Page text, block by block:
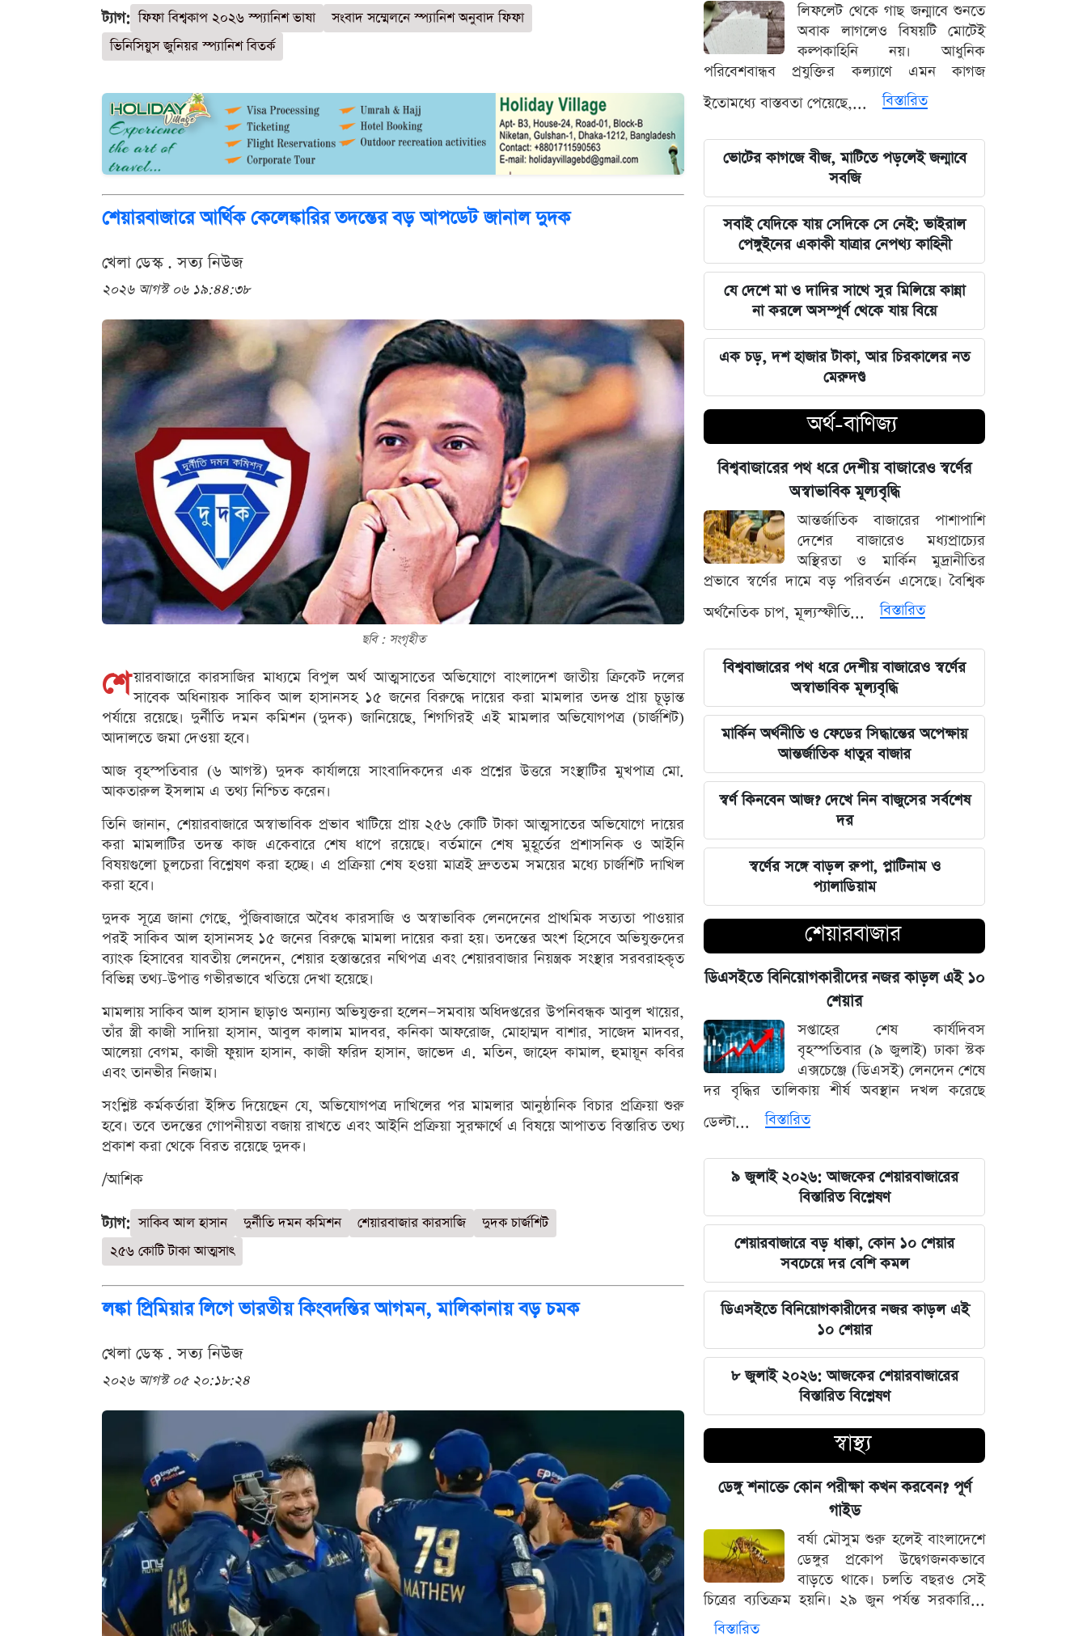
ট্যাগ: ফিফা বিশ্বকাপ ২০২৬ স্প্যানিশ ভাষা
সংবাদ সম্মেলনে স্প্যানিশ অনুবাদ ফিফা
ভিনিসিয়ুস জুনিয়র স্প্যানিশ বিতর্ক
শেয়ারবাজারে আর্থিক কেলেঙ্কারির তদন্তের বড় আপডেট জানাল দুদক
খেলা ডেস্ক . সত্য নিউজ
২০২৬ আগস্ট ০৬ ১৯:৪৪:৩৮
ছবি : সংগৃহীত
শে য়ারবাজারে কারসাজির মাধ্যমে বিপুল অর্থ আত্মসাতের অভিযোগে বাংলাদেশ জাতীয় ক্রিকেট দলের
সাবেক অধিনায়ক সাকিব আল হাসানসহ ১৫ জনের বিরুদ্ধে দায়ের করা মামলার তদন্ত প্রায় চূড়ান্ত
পর্যায়ে রয়েছে। দুর্নীতি দমন কমিশন (দুদক) জানিয়েছে, শিগগিরই এই মামলার অভিযোগপত্র (চার্জশিট)
আদালতে জমা দেওয়া হবে।
আজ বৃহস্পতিবার (৬ আগস্ট) দুদক কার্যালয়ে সাংবাদিকদের এক প্রশ্নের উত্তরে সংস্থাটির মুখপাত্র মো.
আকতারুল ইসলাম এ তথ্য নিশ্চিত করেন।
তিনি জানান, শেয়ারবাজারে অস্বাভাবিক প্রভাব খাটিয়ে প্রায় ২৫৬ কোটি টাকা আত্মসাতের অভিযোগে দায়ের
করা মামলাটির তদন্ত কাজ একেবারে শেষ ধাপে রয়েছে। বর্তমানে শেষ মুহূর্তের প্রশাসনিক ও আইনি
বিষয়গুলো চুলচেরা বিশ্লেষণ করা হচ্ছে। এ প্রক্রিয়া শেষ হওয়া মাত্রই দ্রুততম সময়ের মধ্যে চার্জশিট দাখিল
করা হবে।
দুদক সূত্রে জানা গেছে, পুঁজিবাজারে অবৈধ কারসাজি ও অস্বাভাবিক লেনদেনের প্রাথমিক সত্যতা পাওয়ার
পরই সাকিব আল হাসানসহ ১৫ জনের বিরুদ্ধে মামলা দায়ের করা হয়। তদন্তের অংশ হিসেবে অভিযুক্তদের
ব্যাংক হিসাবের যাবতীয় লেনদেন, শেয়ার হস্তান্তরের নথিপত্র এবং শেয়ারবাজার নিয়ন্ত্রক সংস্থার সরবরাহকৃত
বিভিন্ন তথ্য-উপাত্ত গভীরভাবে খতিয়ে দেখা হয়েছে।
মামলায় সাকিব আল হাসান ছাড়াও অন্যান্য অভিযুক্তরা হলেন—সমবায় অধিদপ্তরের উপনিবন্ধক আবুল খায়ের,
তাঁর স্ত্রী কাজী সাদিয়া হাসান, আবুল কালাম মাদবর, কনিকা আফরোজ, মোহাম্মদ বাশার, সাজেদ মাদবর,
আলেয়া বেগম, কাজী ফুয়াদ হাসান, কাজী ফরিদ হাসান, জাভেদ এ. মতিন, জাহেদ কামাল, হুমায়ূন কবির
এবং তানভীর নিজাম।
সংশ্লিষ্ট কর্মকর্তারা ইঙ্গিত দিয়েছেন যে, অভিযোগপত্র দাখিলের পর মামলার আনুষ্ঠানিক বিচার প্রক্রিয়া শুরু
হবে। তবে তদন্তের গোপনীয়তা বজায় রাখতে এবং আইনি প্রক্রিয়া সুরক্ষার্থে এ বিষয়ে আপাতত বিস্তারিত তথ্য
প্রকাশ করা থেকে বিরত রয়েছে দুদক।
/আশিক
ট্যাগ: সাকিব আল হাসান দুর্নীতি দমন কমিশন শেয়ারবাজার কারসাজি
দুদক চার্জশিট
২৫৬ কোটি টাকা আত্মসাৎ
লঙ্কা প্রিমিয়ার লিগে ভারতীয় কিংবদন্তির আগমন, মালিকানায় বড় চমক
খেলা ডেস্ক . সত্য নিউজ
২০২৬ আগস্ট ০৫ ২০:১৮:২৪
গ্যাস ও বিদ্যুৎ সংকট মোকাবিলায় নতুন
আশার খবর দিলেন জ্বালানিমন্ত্রী
নদীদূষণ দূর করতে না পারলে ভবিষ্যৎ
প্রজন্মের কাছে জবাব দিতে হবে: প্রধানমন্ত্রী
ফ্যাসিবাদবিরোধী সব শক্তির জাতীয় ঐক্য
বজায় রাখা এখন সময়ের দাবি: মাহদী
আমিন
ইতিহাসের মালিকানা কারও একার নয়, ৫
আগস্টের বিজয় সাধারণ মানুষের: সাইদুর
রহমান লিটল
দেবিদ্বার ম্যানেজিং কমিটির সভাপতি
নির্বাচিত মিজানুর রহমান মাস্টার
জুলাইয়ের চেতনাকে হৃদয়ে ধারণ করতে
হবে, যেন তা হারিয়ে না যায়: ভারপ্রাপ্ত
রাষ্ট্রপতি
ভারত সরকারের আলটিমেটামের মুখে
নতিস্বীকার, ভুল স্বীকার করল মেটা
লঙ্কা প্রিমিয়ার লিগে ভারতীয় কিংবদন্তির
আগমন, মালিকানায় বড় চমক
জুলাই কার-এ নিয়ে বিভাজন করলে অর্জন
আগামী ৪৮ ঘণ্টার আবহাওয়ার চিত্র: ঝোড়ো
বৃষ্টি নিয়ে সতর্কবার্তা
'মানুষ ভোট দিয়ে এমপি বানিয়েছে,
বিএনপিকে সত্য মেনে নিতে হবে': রুমিন
ফারহানা
৫ আগস্টের ভরদুপুরে দেশত্যাগ: গণভবন
থেকে ভারতের ফ্লাইট পর্যন্ত যা ঘটেছিল
ভারতপ্রেমী হলে দাগি আসামির অপরাধও
চোখ এড়িয়ে যায় দিল্লির: রুহুল কবির
রিজভী
বাংলাদেশ আর কোনো দেশের 'ক্লায়েন্ট স্টেট'
থাকবে না: পররাষ্ট্রমন্ত্রী ড. খলিলুর রহমান
এক ক্লিকেই ফোন-ল্যাপটপের নিয়ন্ত্রণ নিচ্ছে
হ্যাকাররা, পপ-আপ আপডেট নিয়ে কড়া
হুঁশিয়ারি
চাঁদের পৃষ্ঠে ফ্যালকন-৯ রকেটের
অনাকাঙ্ক্ষিত আঘাত
আবু সাঈদের ছবি ছাড়া কোনো ডকুমেন্টারি
হতে পারে না: ভারপ্রাপ্ত রাষ্ট্রপতি হাফিজ
উদ্দিন
জুলাই স্মৃতি জাদুঘর উদ্বোধন করলেন
প্রধানমন্ত্রী তারেক রহমান
মার্কিন ক্ষেপণাস্ত্র মজুত নিয়ে নতুন তথ্য, কী
বলছে সিএনএন
সালমানের অবয়ব পরিবর্তনের আসল কারণ
ও ষাটোর্ধ্বদের ওজন কমানোর সঠিক নিয়ম
৫ আগস্ট বিজয়ের দিন, ভিন্নমত যেন
শত্রুতায় রূপ না নেয়: প্রধানমন্ত্রী তারেক
রহমান
নিজস্ব অর্থায়নে খালের ওপর বাঁশের সাঁকো
বানিয়ে দিলেন ইউপি চেয়ারম্যান পদপ্রার্থী
শেখ আলমগীর
লিফলেট থেকে গাছ জন্মাবে শুনতে
অবাক লাগলেও বিষয়টি মোটেই
কল্পকাহিনি নয়। আধুনিক
পরিবেশবান্ধব প্রযুক্তির কল্যাণে এমন কাগজ
ইতোমধ্যে বাস্তবতা পেয়েছে,...
বিস্তারিত
ভোটের কাগজে বীজ, মাটিতে পড়লেই জন্মাবে
সবজি
সবাই যেদিকে যায় সেদিকে সে নেই: ভাইরাল
পেঙ্গুইনের একাকী যাত্রার নেপথ্য কাহিনী
যে দেশে মা ও দাদির সাথে সুর মিলিয়ে কান্না
না করলে অসম্পূর্ণ থেকে যায় বিয়ে
এক চড়, দশ হাজার টাকা, আর চিরকালের নত
মেরুদণ্ড
অর্থ-বাণিজ্য
বিশ্ববাজারের পথ ধরে দেশীয় বাজারেও স্বর্ণের
অস্বাভাবিক মূল্যবৃদ্ধি
আন্তর্জাতিক বাজারের পাশাপাশি
দেশের বাজারেও মধ্যপ্রাচ্যের
অস্থিরতা ও মার্কিন মুদ্রানীতির
প্রভাবে স্বর্ণের দামে বড় পরিবর্তন এসেছে। বৈশ্বিক
অর্থনৈতিক চাপ, মূল্যস্ফীতি...
বিস্তারিত
বিশ্ববাজারের পথ ধরে দেশীয় বাজারেও স্বর্ণের
অস্বাভাবিক মূল্যবৃদ্ধি
মার্কিন অর্থনীতি ও ফেডের সিদ্ধান্তের অপেক্ষায়
আন্তর্জাতিক ধাতুর বাজার
স্বর্ণ কিনবেন আজ? দেখে নিন বাজুসের সর্বশেষ
দর
স্বর্ণের সঙ্গে বাড়ল রুপা, প্লাটিনাম ও
প্যালাডিয়াম
শেয়ারবাজার
ডিএসইতে বিনিয়োগকারীদের নজর কাড়ল এই ১০
শেয়ার
সপ্তাহের শেষ কার্যদিবস
বৃহস্পতিবার (৯ জুলাই) ঢাকা স্টক
এক্সচেঞ্জে (ডিএসই) লেনদেন শেষে
দর বৃদ্ধির তালিকায় শীর্ষ অবস্থান দখল করেছে
ডেল্টা...
বিস্তারিত
৯ জুলাই ২০২৬: আজকের শেয়ারবাজারের
বিস্তারিত বিশ্লেষণ
শেয়ারবাজারে বড় ধাক্কা, কোন ১০ শেয়ার
সবচেয়ে দর বেশি কমল
ডিএসইতে বিনিয়োগকারীদের নজর কাড়ল এই
১০ শেয়ার
৮ জুলাই ২০২৬: আজকের শেয়ারবাজারের
বিস্তারিত বিশ্লেষণ
স্বাস্থ্য
ডেঙ্গু শনাক্তে কোন পরীক্ষা কখন করবেন? পূর্ণ
গাইড
বর্ষা মৌসুম শুরু হলেই বাংলাদেশে
ডেঙ্গুর প্রকোপ উদ্বেগজনকভাবে
বাড়তে থাকে। চলতি বছরও সেই
চিত্রের ব্যতিক্রম হয়নি। ২৯ জুন পর্যন্ত সরকারি...
বিস্তারিত